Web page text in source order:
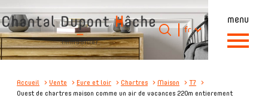
menu
Langue
fr
Accueil
0
Langue
fr
Accueil Vente Eure et loir Chartres Maison
T7
Ouest de chartres maison comme un air de vacances 220m entierement